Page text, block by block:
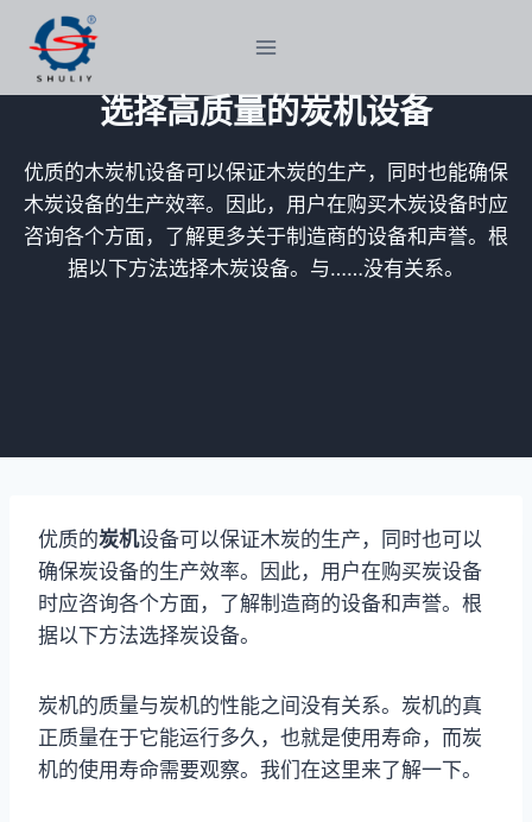
选择高质量的炭机设备
优质的木炭机设备可以保证木炭的生产，同时也能确保
木炭设备的生产效率。因此，用户在购买木炭设备时应
咨询各个方面，了解更多关于制造商的设备和声誉。根
据以下方法选择木炭设备。与……没有关系。
优质的炭机设备可以保证木炭的生产，同时也可以
确保炭设备的生产效率。因此，用户在购买炭设备
时应咨询各个方面，了解制造商的设备和声誉。根
据以下方法选择炭设备。
炭机的质量与炭机的性能之间没有关系。炭机的真
正质量在于它能运行多久，也就是使用寿命，而炭
机的使用寿命需要观察。我们在这里来了解一下。